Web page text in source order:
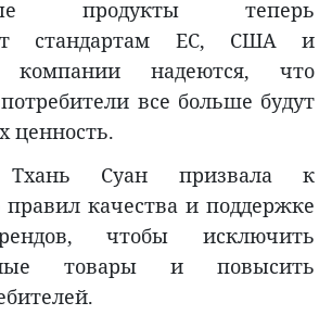
продукты теперь
стандартам ЕС, США и
надеются, что
все больше будут
ценность.
Суан призвала к
качества и поддержке
чтобы исключить
товары и повысить